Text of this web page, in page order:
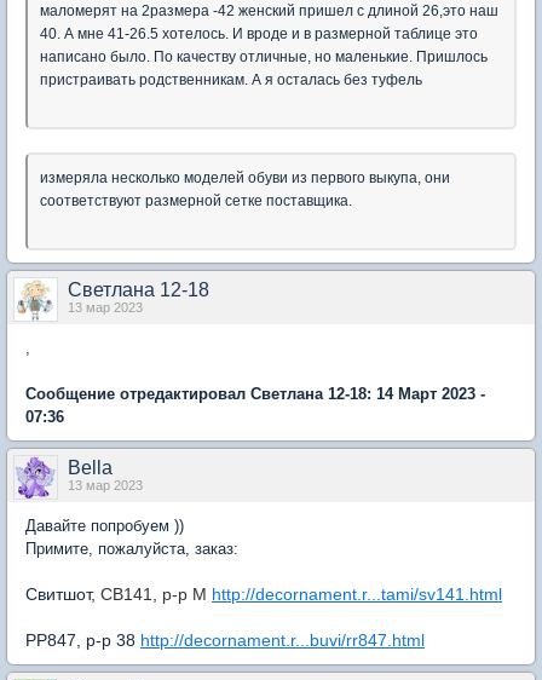
маломерят на 2размера -42 женский пришел с длиной 26,это наш
40. А мне 41-26.5 хотелось. И вроде и в размерной таблице это
написано было. По качеству отличные, но маленькие. Пришлось
пристраивать родственникам. А я осталась без туфель
измеряла несколько моделей обуви из первого выкупа, они
соответствуют размерной сетке поставщика.
Светлана 12-18
13 мар 2023
,
Сообщение отредактировал Светлана 12-18: 14 Март 2023 -
07:36
Bella
13 мар 2023
Давайте попробуем ))
Примите, пожалуйста, заказ:
Свитшот, СВ141, р-р М http://decornament.r...tami/sv141.html
РР847, р-р 38 http://decornament.r...buvi/rr847.html